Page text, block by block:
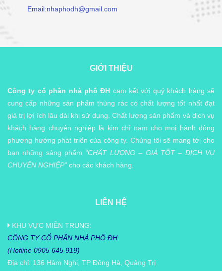
Email:nhaphodh@gmail.com
GIỚI THIỆU
Công ty cổ phần nhà phố ĐH cam kết với quý khách hàng sẽ
cung cấp những sản phẩm thùng rác có chất lượng tốt nhất đạt
giá trị lợi ích lâu dài khi sử dụng. Chất lượng sản phẩm và dịch vụ
khách hàng chuyên nghiệp là kim chỉ nam cho mọi hành động
phương hướng phát triển của công ty. Chúng tôi sẽ mang tới cho
bạn những sảng phẩm “CHẤT LƯỢNG – GIÁ TỐT – DỊCH VỤ
CHUYÊN NGHIỆP” cho các khách hàng.
LIÊN HỆ
KHU VỰC MIỀN TRUNG:
CÔNG TY CỔ PHẦN NHÀ PHỐ ĐH
(Hotline 0905 645 919)
Địa chỉ: 136 Hàm Nghi, TP Đông Hà, Quảng Trị